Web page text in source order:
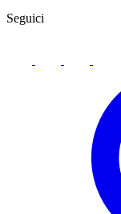
Seguici